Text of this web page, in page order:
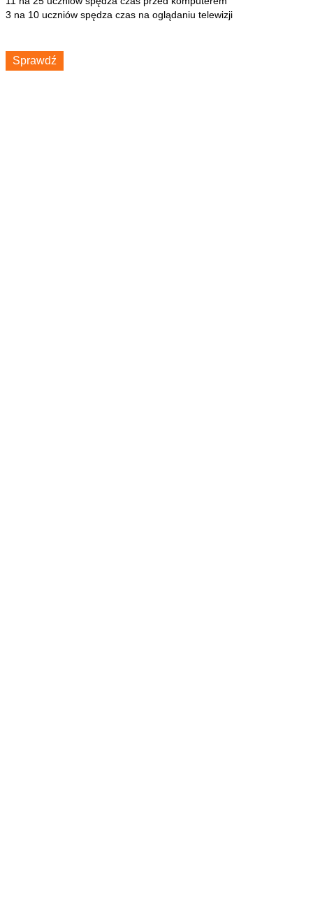
3 na 10 uczniów spędza czas na oglądaniu telewizji